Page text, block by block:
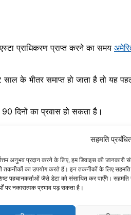
सहमति
अनुभव प्रदान करने के लिए, हम डिवाइस की
तकनीकों का उपयोग करते हैं। इन तकनीकों के लिए सहमति
पहचानकर्ताओं जैसे डेटा को संसाधित कर पाएँगे।
पर नकारात्मक प्रभाव पड़ सकता है।
प्राधिकरण प्राप्त करने का समय
के भीतर समाप्त हो जाता है तो यह
दिनों का प्रवास हो सकता है।
पोर्टल हैं। हमारी वेबसाइट का एकमात्र
से व्यक्तिगत डेटा एकत्र नहीं